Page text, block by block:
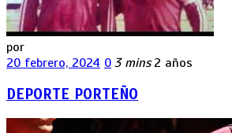
por
20 febrero, 2024 0 3 mins 2 años
DEPORTE PORTEÑO